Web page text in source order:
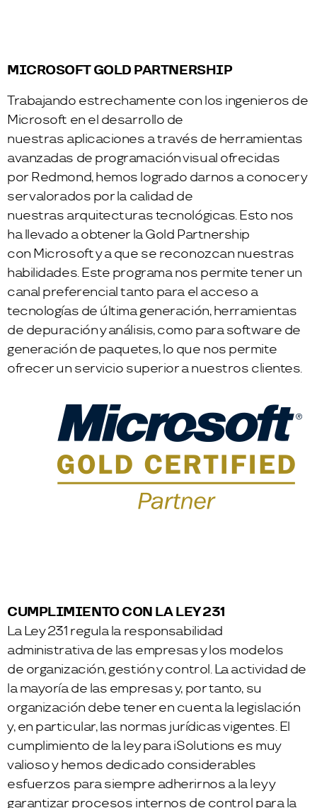
MICROSOFT GOLD PARTNERSHIP
Trabajando estrechamente con los ingenieros de
Microsoft en el desarrollo de
nuestras aplicaciones a través de herramientas
avanzadas de programación visual ofrecidas
por Redmond, hemos logrado darnos a conocer y
ser valorados por la calidad de
nuestras arquitecturas tecnológicas. Esto nos
ha llevado a obtener la Gold Partnership
con Microsoft y a que se reconozcan nuestras
habilidades. Este programa nos permite tener un
canal preferencial tanto para el acceso a
tecnologías de última generación, herramientas
de depuración y análisis, como para software de
generación de paquetes, lo que nos permite
ofrecer un servicio superior a nuestros clientes.
CUMPLIMIENTO CON LA LEY 231
La Ley 231 regula la responsabilidad
administrativa de las empresas y los modelos
de organización, gestión y control. La actividad de
la mayoría de las empresas y, por tanto, su
organización debe tener en cuenta la legislación
y, en particular, las normas jurídicas vigentes. El
cumplimiento de la ley para iSolutions es muy
valioso y hemos dedicado considerables
esfuerzos para siempre adherirnos a la ley y
garantizar procesos internos de control para la